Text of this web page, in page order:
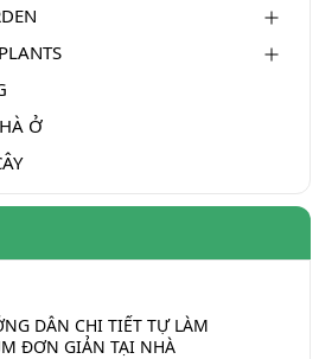
Ở
DẪN CHI TIẾT TỰ LÀM
ĐƠN GIẢN TẠI NHÀ